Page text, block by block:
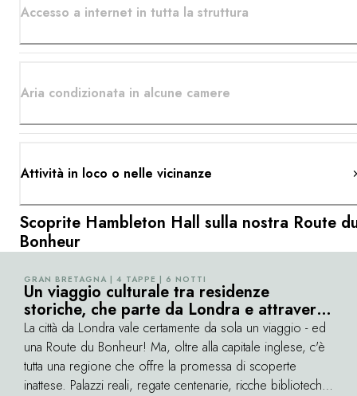
Accesso a internet in tutta la struttura
Aria condizionata in alcune camere
Attività in loco o nelle vicinanze
Scoprite Hambleton Hall sulla nostra Route
Bonheur
GRAN BRETAGNA | 4 TAPPE | 6 NOTTI
Un viaggio culturale tra residenze
storiche, che parte da Londra e attraversa
le Berkshire Downs
La città da Londra vale certamente da sola un viaggio - ed
una Route du Bonheur! Ma, oltre alla capitale inglese, c'è
tutta una regione che offre la promessa di scoperte
inattese. Palazzi reali, regate centenarie, ricche biblioteche,